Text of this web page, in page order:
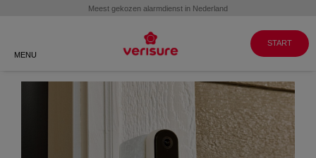
WERKEN BIJ
MENU
START